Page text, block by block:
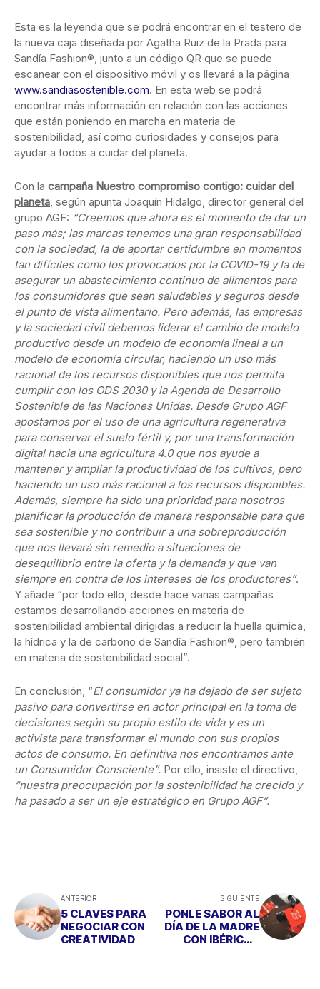
Esta es la leyenda que se podrá encontrar en el testero de
la nueva caja diseñada por Agatha Ruiz de la Prada para
Sandía Fashion®, junto a un código QR que se puede
escanear con el dispositivo móvil y os llevará a la página
www.sandiasostenible.com. En esta web se podrá
encontrar más información en relación con las acciones
que están poniendo en marcha en materia de
sostenibilidad, así como curiosidades y consejos para
ayudar a todos a cuidar del planeta.
Con la campaña Nuestro compromiso contigo: cuidar del
planeta , según apunta Joaquín Hidalgo, director general del
grupo AGF: “Creemos que ahora es el momento de dar un
paso más; las marcas tenemos una gran responsabilidad
con la sociedad, la de aportar certidumbre en momentos
tan difíciles como los provocados por la COVID-19 y la de
asegurar un abastecimiento continuo de alimentos para
los consumidores que sean saludables y seguros desde
el punto de vista alimentario. Pero además, las empresas
y la sociedad civil debemos liderar el cambio de modelo
productivo desde un modelo de economía lineal a un
modelo de economía circular, haciendo un uso más
racional de los recursos disponibles que nos permita
cumplir con los ODS 2030 y la Agenda de Desarrollo
Sostenible de las Naciones Unidas. Desde Grupo AGF
apostamos por el uso de una agricultura regenerativa
para conservar el suelo fértil y, por una transformación
digital hacia una agricultura 4.0 que nos ayude a
mantener y ampliar la productividad de los cultivos, pero
haciendo un uso más racional a los recursos disponibles.
Además, siempre ha sido una prioridad para nosotros
planificar la producción de manera responsable para que
sea sostenible y no contribuir a una sobreproducción
que nos llevará sin remedio a situaciones de
desequilibrio entre la oferta y la demanda y que van
siempre en contra de los intereses de los productores”.
Y añade “por todo ello, desde hace varias campañas
estamos desarrollando acciones en materia de
sostenibilidad ambiental dirigidas a reducir la huella química,
la hídrica y la de carbono de Sandía Fashion®, pero también
en materia de sostenibilidad social”.
En conclusión, “El consumidor ya ha dejado de ser sujeto
pasivo para convertirse en actor principal en la toma de
decisiones según su propio estilo de vida y es un
activista para transformar el mundo con sus propios
actos de consumo. En definitiva nos encontramos ante
un Consumidor Consciente”. Por ello, insiste el directivo,
“nuestra preocupación por la sostenibilidad ha crecido y
ha pasado a ser un eje estratégico en Grupo AGF”.
ANTERIOR
5 CLAVES PARA
NEGOCIAR CON
CREATIVIDAD
SIGUIENTE
PONLE SABOR AL
DÍA DE LA MADRE
CON IBÉRICOS